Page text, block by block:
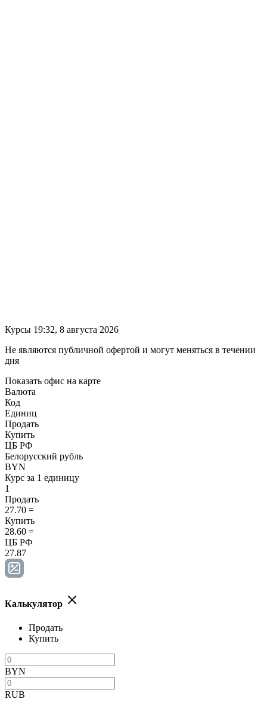
Курсы 19:32, 8 августа 2026
Не являются публичной офертой и могут меняться в течении
дня
Показать офис на карте
Валюта
Код
Единиц
Продать
Купить
ЦБ РФ
Белорусский рубль
BYN
Курс за 1 единицу
1
Продать
27.70 =
Купить
28.60 =
ЦБ РФ
27.87
Калькулятор
Продать
Купить
BYN
RUB